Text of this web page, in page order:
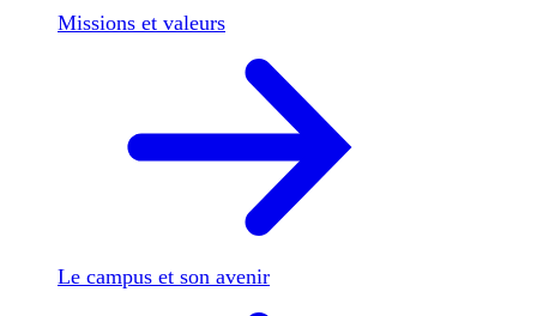
Missions et valeurs
Le campus et son avenir